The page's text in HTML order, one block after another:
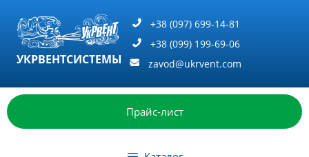
содержимому
УКРВЕНТСИСТЕМЫ
+38 (097) 699-14-81
+38 (099) 199-69-06
zavod@ukrvent.com
Прайс-лист